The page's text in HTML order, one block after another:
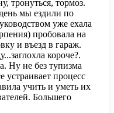
тронуться, тормоз.
мы ездили по
уже ехала
пробовала на
и въезд в гараж.
короче?.
Ну не без тупизма
процесс
учить и уметь их
Большего